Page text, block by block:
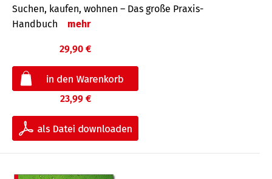
Suchen, kaufen, wohnen – Das große Praxis-
Handbuch
mehr
29,90 €
23,99 €